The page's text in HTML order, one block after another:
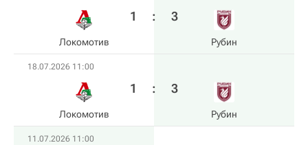
Локомотив
1 : 3
Рубин
18.07.2026 11:00
Локомотив
1 : 3
Рубин
11.07.2026 11:00